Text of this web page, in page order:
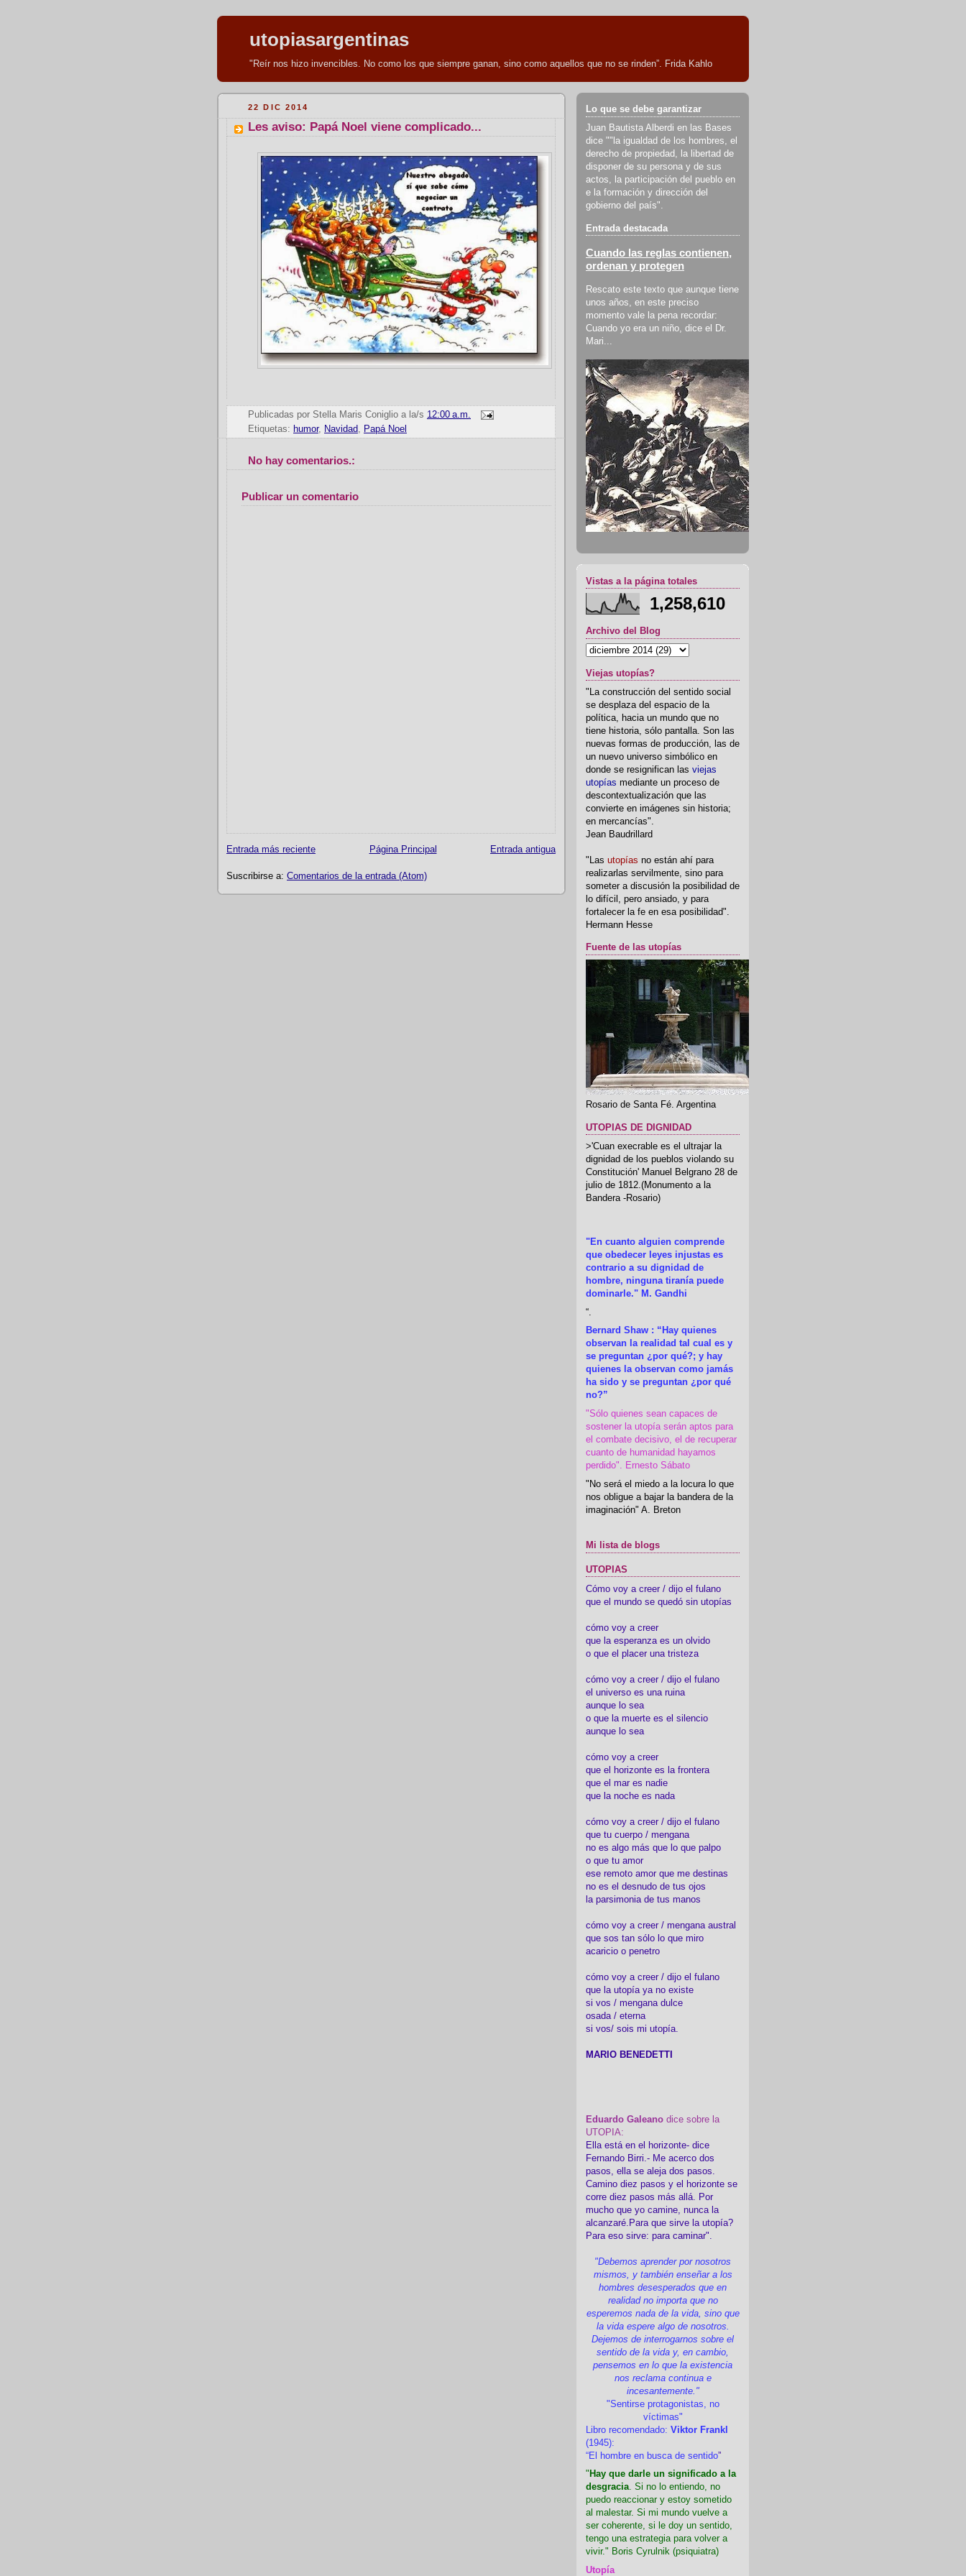
utopiasargentinas
"Reír nos hizo invencibles. No como los que siempre ganan, sino como aquellos que no se rinden”. Frida Kahlo
22 DIC 2014
Les aviso: Papá Noel viene complicado...
Publicadas por Stella Maris Coniglio a la/s 12:00 a.m.
Etiquetas: humor, Navidad, Papá Noel
No hay comentarios.:
Publicar un comentario
Entrada más reciente Entrada antigua
Página Principal
Suscribirse a: Comentarios de la entrada (Atom)
Lo que se debe garantizar
Juan Bautista Alberdi en las Bases
dice ""la igualdad de los hombres, el
derecho de propiedad, la libertad de
disponer de su persona y de sus
actos, la participación del pueblo en
e la formación y dirección del
gobierno del país".
Entrada destacada
Cuando las reglas contienen,
ordenan y protegen
Rescato este texto que aunque tiene
unos años, en este preciso
momento vale la pena recordar:
Cuando yo era un niño, dice el Dr.
Mari...
Vistas a la página totales
1,258,610
Archivo del Blog
Viejas utopías?
"La construcción del sentido social
se desplaza del espacio de la
política, hacia un mundo que no
tiene historia, sólo pantalla. Son las
nuevas formas de producción, las de
un nuevo universo simbólico en
donde se resignifican las viejas
utopías mediante un proceso de
descontextualización que las
convierte en imágenes sin historia;
en mercancías".
Jean Baudrillard
"Las utopías no están ahí para
realizarlas servilmente, sino para
someter a discusión la posibilidad de
lo difícil, pero ansiado, y para
fortalecer la fe en esa posibilidad".
Hermann Hesse
Fuente de las utopías
Rosario de Santa Fé. Argentina
UTOPIAS DE DIGNIDAD
>'Cuan execrable es el ultrajar la
dignidad de los pueblos violando su
Constitución' Manuel Belgrano 28 de
julio de 1812.(Monumento a la
Bandera -Rosario)
"En cuanto alguien comprende
que obedecer leyes injustas es
contrario a su dignidad de
hombre, ninguna tiranía puede
dominarle." M. Gandhi
“.
Bernard Shaw : “Hay quienes
observan la realidad tal cual es y
se preguntan ¿por qué?; y hay
quienes la observan como jamás
ha sido y se preguntan ¿por qué
no?”
"Sólo quienes sean capaces de
sostener la utopía serán aptos para
el combate decisivo, el de recuperar
cuanto de humanidad hayamos
perdido". Ernesto Sábato
"No será el miedo a la locura lo que
nos obligue a bajar la bandera de la
imaginación" A. Breton
Mi lista de blogs
UTOPIAS
Cómo voy a creer / dijo el fulano
que el mundo se quedó sin utopías
cómo voy a creer
que la esperanza es un olvido
o que el placer una tristeza
cómo voy a creer / dijo el fulano
el universo es una ruina
aunque lo sea
o que la muerte es el silencio
aunque lo sea
cómo voy a creer
que el horizonte es la frontera
que el mar es nadie
que la noche es nada
cómo voy a creer / dijo el fulano
que tu cuerpo / mengana
no es algo más que lo que palpo
o que tu amor
ese remoto amor que me destinas
no es el desnudo de tus ojos
la parsimonia de tus manos
cómo voy a creer / mengana austral
que sos tan sólo lo que miro
acaricio o penetro
cómo voy a creer / dijo el fulano
que la utopía ya no existe
si vos / mengana dulce
osada / eterna
si vos/ sois mi utopía.
MARIO BENEDETTI
Eduardo Galeano dice sobre la
UTOPIA:
Ella está en el horizonte- dice
Fernando Birri.- Me acerco dos
pasos, ella se aleja dos pasos.
Camino diez pasos y el horizonte se
corre diez pasos más allá. Por
mucho que yo camine, nunca la
alcanzaré.Para que sirve la utopía?
Para eso sirve: para caminar".
"Debemos aprender por nosotros
mismos, y también enseñar a los
hombres desesperados que en
realidad no importa que no
esperemos nada de la vida, sino que
la vida espere algo de nosotros.
Dejemos de interrogarnos sobre el
sentido de la vida y, en cambio,
pensemos en lo que la existencia
nos reclama continua e
incesantemente."
"Sentirse protagonistas, no
víctimas"
Libro recomendado: Viktor Frankl
(1945):
“El hombre en busca de sentido”
" Hay que darle un significado a la
desgracia. Si no lo entiendo, no
puedo reaccionar y estoy sometido
al malestar. Si mi mundo vuelve a
ser coherente, si le doy un sentido,
tengo una estrategia para volver a
vivir." Boris Cyrulnik (psiquiatra)
Utopía